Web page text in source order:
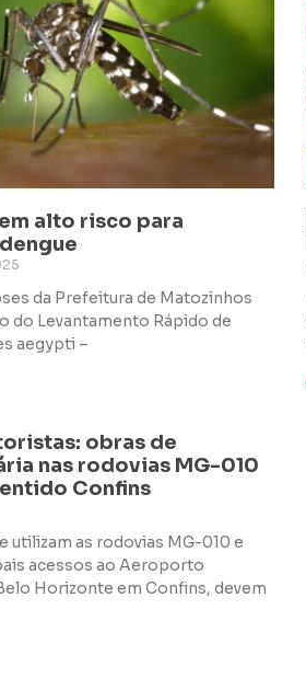
alto risco para
da Prefeitura de Matozinhos
do Levantamento Rápido de
aegypti –
obras de
nas rodovias MG-010
Confins
utilizam as rodovias MG-010 e
acessos ao Aeroporto
Horizonte em Confins, devem